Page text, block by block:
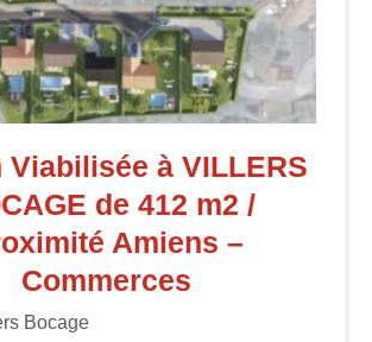
Viabilisée à VILLERS
de 412 m2 /
Amiens –
Commerces
Bocage